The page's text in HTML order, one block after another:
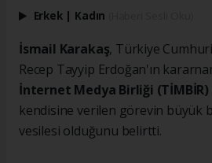
Erkek | Kadın
İsmail Karakaş, Türkiye
Recep Tayyip Erdoğan'ın
İnternet Medya Birliği (TİMBİR)
kendisine verilen görevin büyük
vesilesi olduğunu belirtti.